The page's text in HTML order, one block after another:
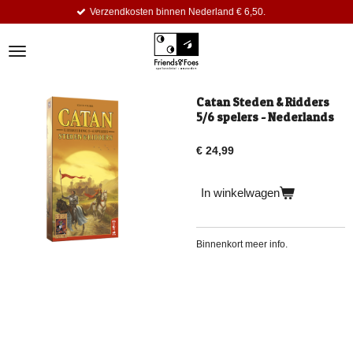
de
Verzendkosten binnen Nederland € 6,50.
Catan Steden & Ridders
5/6 spelers - Nederlands
€ 24,99
In winkelwagen
Binnenkort meer info.